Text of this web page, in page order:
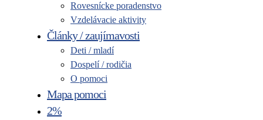
Rovesnícke poradenstvo
Vzdelávacie aktivity
Články / zaujímavosti
Deti / mladí
Dospelí / rodičia
O pomoci
Mapa pomoci
2%